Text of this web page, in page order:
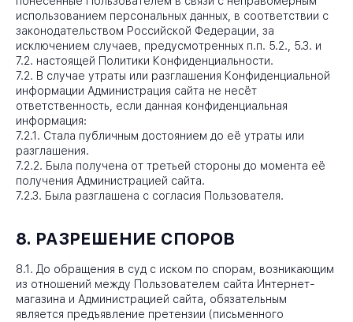
использованием персональных данных, в соответствии с
законодательством Российской Федерации, за
исключением случаев, предусмотренных п.п. 5.2., 5.3. и
7.2. настоящей Политики Конфиденциальности.
7.2. В случае утраты или разглашения Конфиденциальной
информации Администрация сайта не несёт
ответственность, если данная конфиденциальная
информация:
7.2.1. Стала публичным достоянием до её утраты или
разглашения.
7.2.2. Была получена от третьей стороны до момента её
получения Администрацией сайта.
7.2.3. Была разглашена с согласия Пользователя.
8. РАЗРЕШЕНИЕ СПОРОВ
8.1. До обращения в суд с иском по спорам, возникающим
из отношений между Пользователем сайта Интернет-
магазина и Администрацией сайта, обязательным
является предъявление претензии (письменного